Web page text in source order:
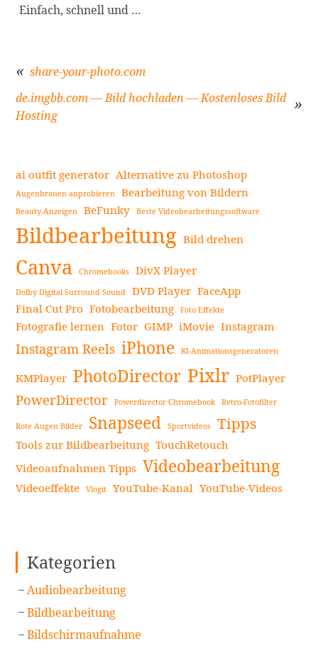
Einfach, schnell und …
Beitragsnavigation
share-your-photo.com
de.imgbb.com — Bild hochladen — Kostenloses Bild
Hosting
Seitenleiste
ai outfit generator Alternative zu Photoshop
Augenbrauen anprobieren Bearbeitung von Bildern
Beauty-Anzeigen BeFunky Beste Videobearbeitungssoftware
Bildbearbeitung Bild drehen
Canva Chromebooks DivX Player
Dolby Digital Surround Sound DVD Player FaceApp
Final Cut Pro Fotobearbeitung Foto Effekte
Fotografie lernen Fotor GIMP iMovie Instagram
Instagram Reels iPhone KI-Animationsgeneratoren
KMPlayer PhotoDirector Pixlr PotPlayer
PowerDirector Powerdirector Chromebook Retro-Fotofilter
Rote Augen Bilder Snapseed Sportvideos Tipps
Tools zur Bildbearbeitung TouchRetouch
Videoaufnahmen Tipps Videobearbeitung
Videoeffekte Vlogit YouTube-Kanal YouTube-Videos
Kategorien
Audiobearbeitung
Bildbearbeitung
Bildschirmaufnahme